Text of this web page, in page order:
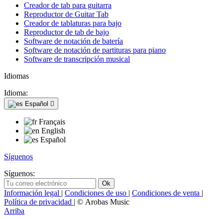
Creador de tab para guitarra
Reproductor de Guitar Tab
Creador de tablaturas para bajo
Reproductor de tab de bajo
Software de notación de batería
Software de notación de partituras para piano
Software de transcripción musical
Idiomas
Idioma:
Español 
Français
English
Español
Síguenos
Síguenos:
Información legal | Condiciones de uso | Condiciones de venta |
Política de privacidad | © Arobas Music
Arriba